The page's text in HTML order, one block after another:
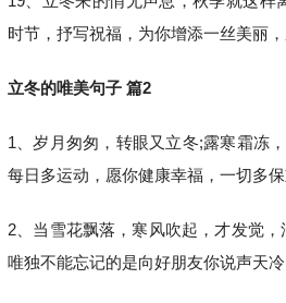
时节，抒写祝福，为你增添一丝美丽
立冬的唯美句子 篇2
1、岁月匆匆，转眼又立冬;露寒霜冻
每日多运动，愿你健康幸福，一切多
2、当雪花飘落，寒风吹起，才发觉
唯独不能忘记的是向好朋友你说声天